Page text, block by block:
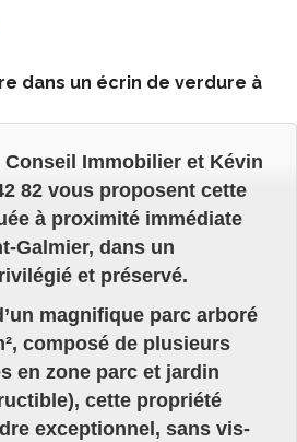
dans un écrin de verdure à
Conseil Immobilier et Kévin
82 vous proposent cette
à proximité immédiate
Galmier, dans un
et préservé.
magnifique parc arboré
composé de plusieurs
en zone parc et jardin
cette propriété
exceptionnel, sans vis-